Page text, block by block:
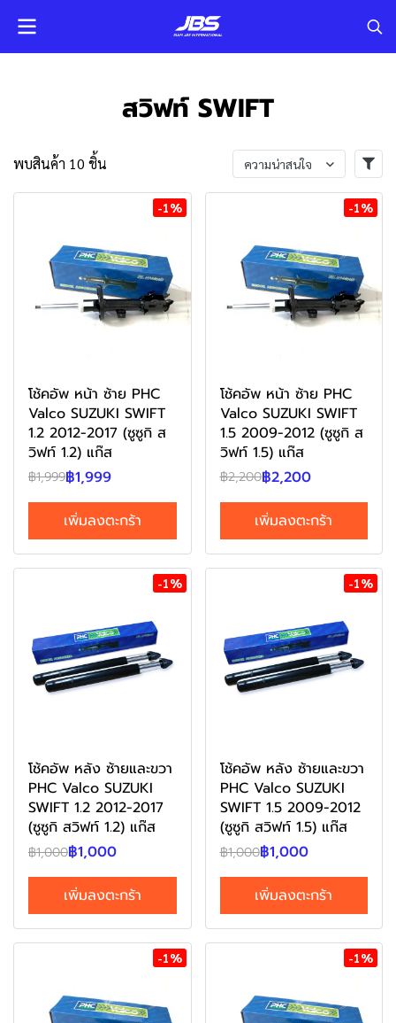
สวิฟท์ SWIFT
พบสินค้า 10 ชิ้น ความน่าสนใจ
-1%
โช้คอัพ หน้า ซ้าย PHC
Valco SUZUKI SWIFT
1.2 2012-2017 (ซูซูกิ ส
วิฟท์ 1.2) แก๊ส
฿1,999฿1,999
เพิ่มลงตะกร้า
-1%
โช้คอัพ หน้า ซ้าย PHC
Valco SUZUKI SWIFT
1.5 2009-2012 (ซูซูกิ ส
วิฟท์ 1.5) แก๊ส
฿2,200฿2,200
เพิ่มลงตะกร้า
-1%
โช้คอัพ หลัง ซ้ายและขวา
PHC Valco SUZUKI
SWIFT 1.2 2012-2017
(ซูซูกิ สวิฟท์ 1.2) แก๊ส
฿1,000฿1,000
เพิ่มลงตะกร้า
-1%
โช้คอัพ หลัง ซ้ายและขวา
PHC Valco SUZUKI
SWIFT 1.5 2009-2012
(ซูซูกิ สวิฟท์ 1.5) แก๊ส
฿1,000฿1,000
เพิ่มลงตะกร้า
-1% -1%